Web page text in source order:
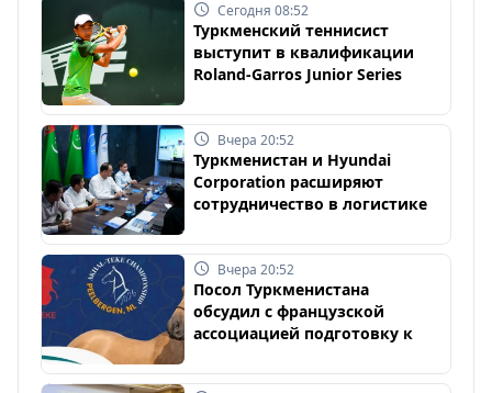
Сегодня 08:52
Туркменский теннисист
выступит в квалификации
Roland-Garros Junior Series
Вчера 20:52
Туркменистан и Hyundai
Corporation расширяют
сотрудничество в логистике
Вчера 20:52
Посол Туркменистана
обсудил с французской
ассоциацией подготовку к